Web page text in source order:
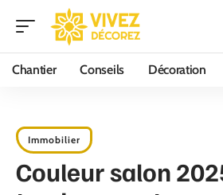
Chantier Conseils Décoration
Immobilier
Couleur salon